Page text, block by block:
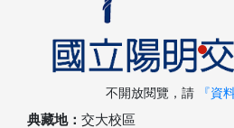
典藏地： 交大校區
不開放閱覽，請 『資